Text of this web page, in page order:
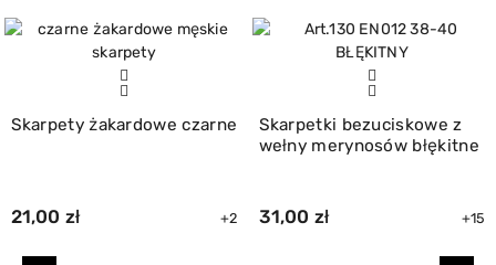
Skarpety żakardowe czarne
21,00 zł +2
Skarpetki bezuciskowe z
wełny merynosów błękitne
31,00 zł +15